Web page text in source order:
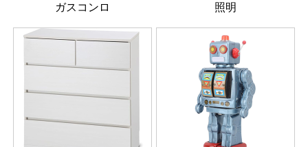
ガスコンロ 照明